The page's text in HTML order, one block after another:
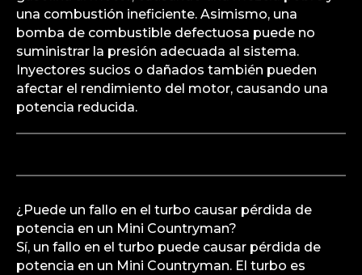
una combustión ineficiente. Asimismo, una
bomba de combustible defectuosa puede no
suministrar la presión adecuada al sistema.
Inyectores sucios o dañados también pueden
afectar el rendimiento del motor, causando una
potencia reducida.
¿Puede un fallo en el turbo causar pérdida de
potencia en un Mini Countryman?
Sí, un fallo en el turbo puede causar pérdida de
potencia en un Mini Countryman. El turbo es